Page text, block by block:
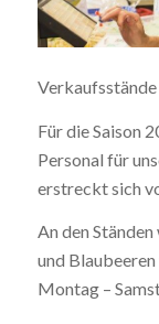
Für die Saison
Personal für
erstreckt sich
An den
und
Montag –